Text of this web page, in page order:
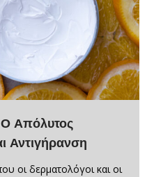
Ο Απόλυτος
Αντιγήρανση
οι δερματολόγοι και οι